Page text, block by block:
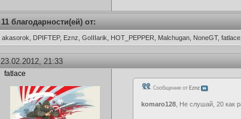
11 благодарности(ей) от:
akasorok, DPIFTEP, Eznz, GoIIIarik, HOT_PEPPER, Malchugan, NoneGT, fatlace,
23.02.2012, 21:33
fatlace
Сообщение от Eznz
komaro128 , Не слушай, 20 как